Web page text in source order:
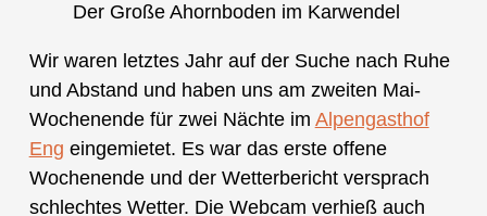
Der Große Ahornboden im Karwendel
Wir waren letztes Jahr auf der Suche nach Ruhe
und Abstand und haben uns am zweiten Mai-
Wochenende für zwei Nächte im Alpengasthof
Eng eingemietet. Es war das erste offene
Wochenende und der Wetterbericht versprach
schlechtes Wetter. Die Webcam verhieß auch